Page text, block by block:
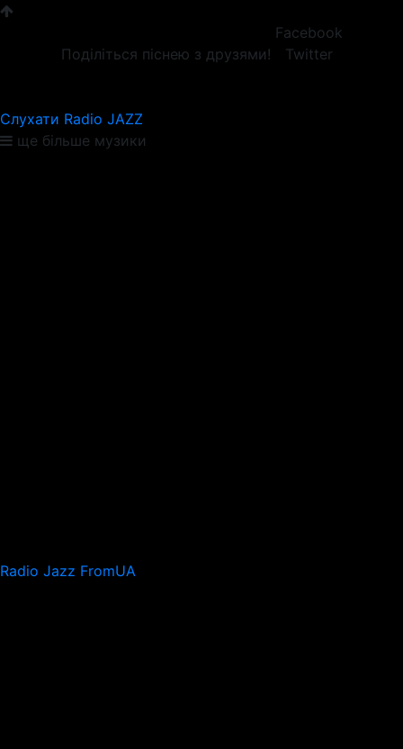
Поділіться піснею з друзями!
Facebook
Twitter
Слухати Radio JAZZ
ще більше музики
Radio Jazz FromUA